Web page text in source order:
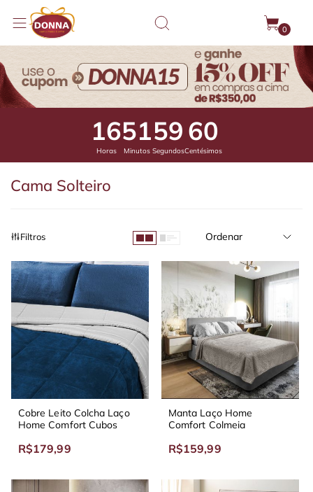
0
16
Horas
51
Minutos
58
Segundos
97
Centésimos
Cama Solteiro
Filtros Ordenar
Cobre Leito Colcha Laço
Home Comfort Cubos
R$179,99
Manta Laço Home
Comfort Colmeia
R$159,99